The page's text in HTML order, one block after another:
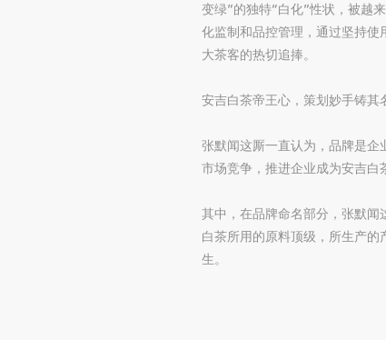
变绿”的独特“白化”性状，被越
化监制和品控管理，通过坚持
大茶客的热切追捧。
安吉白茶帝王心，策划妙手铸其
张默闻这厮一直认为，品牌是
市场竞争，推进企业成为安吉白
其中，在品牌命名部分，张默
白茶所用的原料顶级，所生产
生。